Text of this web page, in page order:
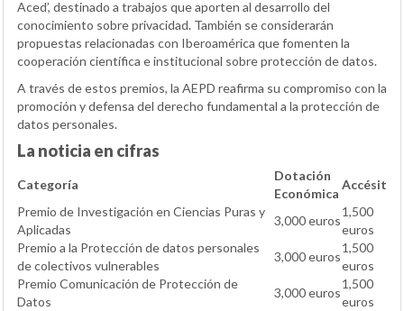
Aced’, destinado a trabajos que aporten al desarrollo del
conocimiento sobre privacidad. También se considerarán
propuestas relacionadas con Iberoamérica que fomenten la
cooperación científica e institucional sobre protección de datos.
A través de estos premios, la AEPD reafirma su compromiso con la
promoción y defensa del derecho fundamental a la protección de
datos personales.
La noticia en cifras
Categoría
Dotación
Económica
Accésit
Premio de Investigación en Ciencias Puras y
Aplicadas
3,000 euros
1,500
euros
Premio a la Protección de datos personales
de colectivos vulnerables
3,000 euros
1,500
euros
Premio Comunicación de Protección de
Datos
3,000 euros
1,500
euros